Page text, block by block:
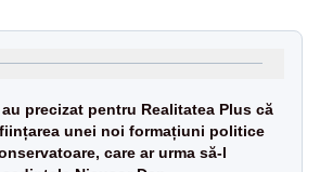
precizat pentru Realitatea Plus că
unei noi formațiuni politice
care ar urma să-l